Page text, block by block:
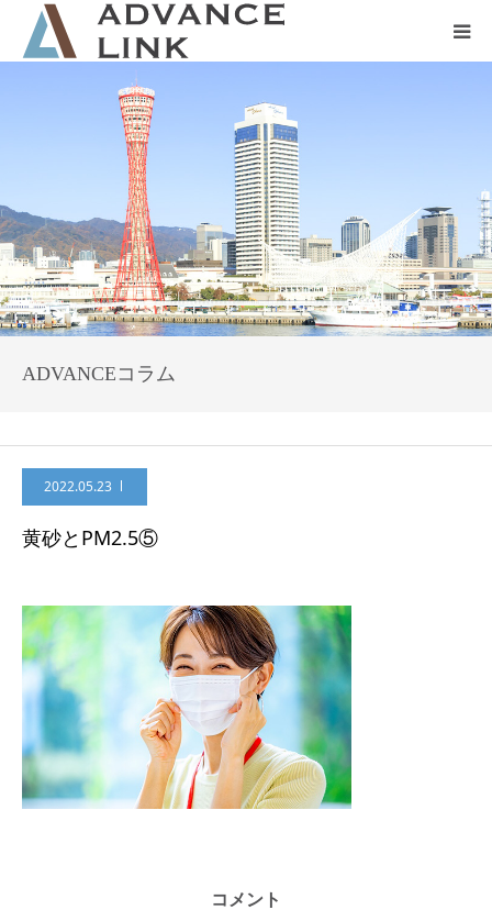
ADVANCEコラム
2022.05.23
黄砂とPM2.5⑤
コメント
会社概要
ネット保険
事業保険